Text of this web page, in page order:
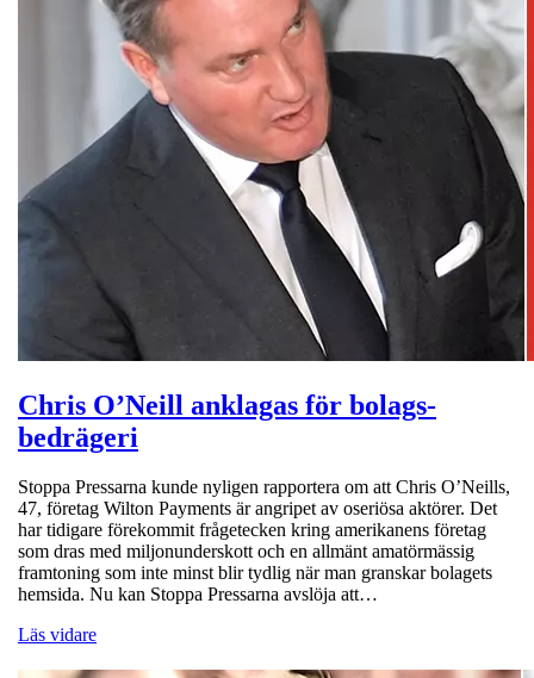
Chris O’Neill anklagas för bolags-
bedrägeri
Stoppa Pressarna kunde nyligen rapportera om att Chris O’Neills,
47, företag Wilton Payments är angripet av oseriösa aktörer. Det
har tidigare förekommit frågetecken kring amerikanens företag
som dras med miljonunderskott och en allmänt amatörmässig
framtoning som inte minst blir tydlig när man granskar bolagets
hemsida. Nu kan Stoppa Pressarna avslöja att…
Läs vidare